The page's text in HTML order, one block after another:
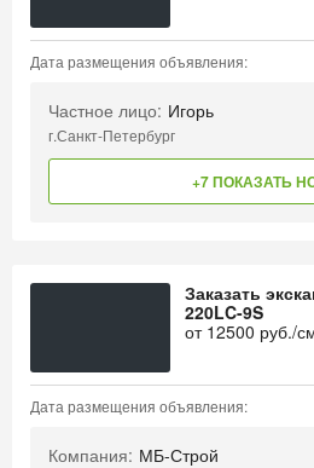
Дата размещения объявления:
Частное лицо: Игорь
г.Санкт-Петербург
+7 ПОКАЗАТЬ
Заказать
220LC-9S
от 12500 руб./
Дата размещения объявления:
Компания: МБ-Строй